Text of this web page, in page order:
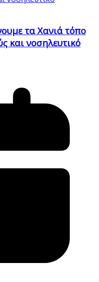
τα Χανιά τόπο
και νοσηλευτικό